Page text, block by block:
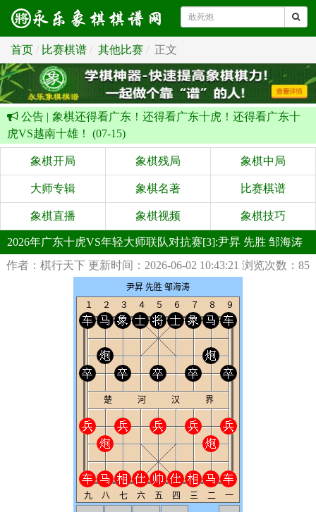
首页 比赛棋谱 其他比赛 正文
公告 | 象棋还得看广东！还得看广东十虎！还得看广东十
虎VS越南十雄！ (07-15)
象棋开局 象棋残局 象棋中局
大师专辑 象棋名著 比赛棋谱
象棋直播 象棋视频 象棋技巧
2026年广东十虎VS年轻大师联队对抗赛[3]:尹昇 先胜 邹海涛
作者：棋行天下 更新时间：2026-06-02 10:43:21 浏览次数：85